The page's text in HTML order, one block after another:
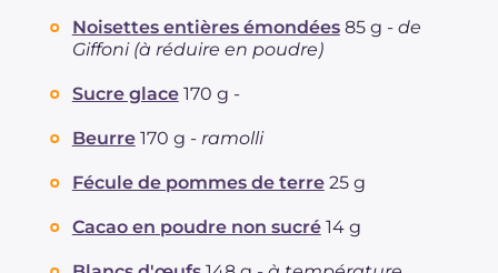
Cholestérol mg
Sodium
Noisettes entières émondées 85 g - de
Giffoni (à réduire en poudre)
Sucre glace 170 g -
Beurre 170 g - ramolli
Fécule de pommes de terre 25 g
Cacao en poudre non sucré 14 g